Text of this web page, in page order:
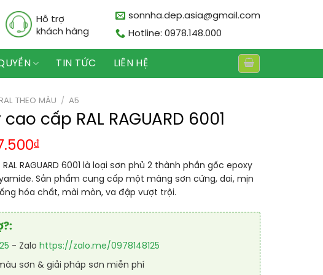
Hỗ trợ
khách hàng
sonnha.dep.asia@gmail.com
Hotline: 0978.148.000
TIN TỨC LIÊN HỆ
RAL THEO MÀU / A5
cấp RAL RAGUARD 6001
₫
RAGUARD 6001 là loại sơn phủ 2 thành phần gốc epoxy
Sản phẩm cung cấp một màng sơn cứng, dai, mịn
hóa chất, mài mòn, va đập vượt trội.
- Zalo https://zalo.me/0978148125
sơn & giải pháp sơn miễn phí